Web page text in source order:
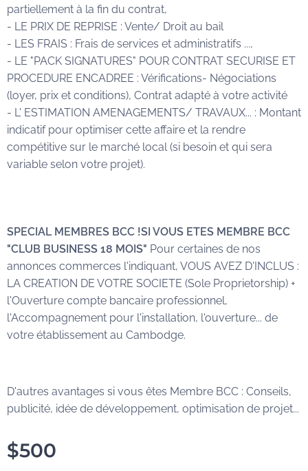
partiellement à la fin du contrat,
- LE PRIX DE REPRISE : Vente/ Droit au bail
- LES FRAIS : Frais de services et administratifs ...,
- LE "PACK SIGNATURES" POUR CONTRAT SECURISE ET
PROCEDURE ENCADREE : Vérifications- Négociations
(loyer, prix et conditions), Contrat adapté à votre activité
- L' ESTIMATION AMENAGEMENTS/ TRAVAUX... : Montant
indicatif pour optimiser cette affaire et la rendre
compétitive sur le marché local (si besoin et qui sera
variable selon votre projet).
SPECIAL MEMBRES BCC !SI VOUS ETES MEMBRE BCC
"CLUB BUSINESS 18 MOIS" Pour certaines de nos
annonces commerces l'indiquant, VOUS AVEZ D'INCLUS :
LA CREATION DE VOTRE SOCIETE (Sole Proprietorship) +
l'Ouverture compte bancaire professionnel,
l'Accompagnement pour l'installation, l'ouverture... de
votre établissement au Cambodge.
D'autres avantages si vous êtes Membre BCC : Conseils,
publicité, idée de développement, optimisation de projet...
$500